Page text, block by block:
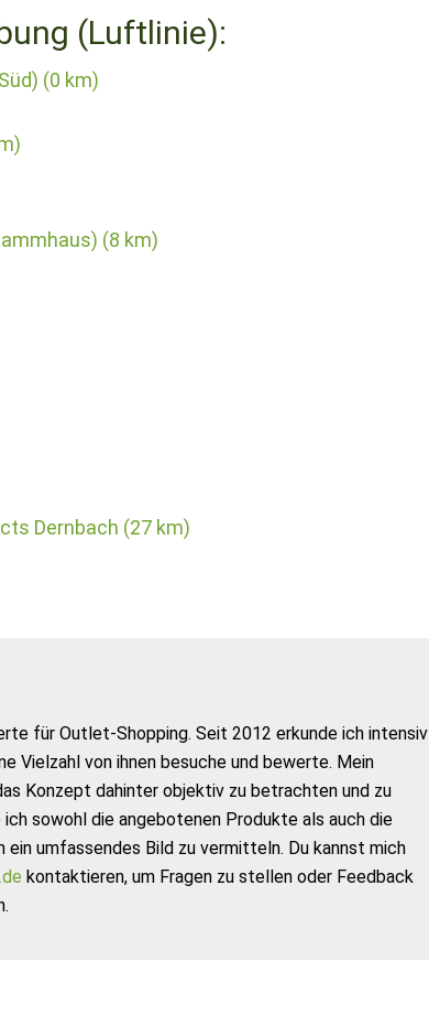
(Luftlinie):
(0 km)
(8 km)
Dernbach (27 km)
für Outlet-Shopping. Seit 2012 erkunde ich intensiv
Vielzahl von ihnen besuche und bewerte. Mein
Konzept dahinter objektiv zu betrachten und zu
sowohl die angebotenen Produkte als auch die
ein umfassendes Bild zu vermitteln. Du kannst mich
kontaktieren, um Fragen zu stellen oder Feedback